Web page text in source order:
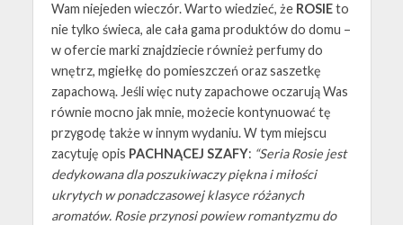
Wam niejeden wieczór. Warto wiedzieć, że ROSIEto
nie tylko świeca, ale cała gama produktów do domu –
w ofercie marki znajdziecie również perfumy do
wnętrz, mgiełkę do pomieszczeń oraz saszetkę
zapachową. Jeśli więc nuty zapachowe oczarują Was
równie mocno jak mnie, możecie kontynuować tę
przygodę także w innym wydaniu. W tym miejscu
zacytuję opis PACHNĄCEJ SZAFY: “Seria Rosie jest
dedykowana dla poszukiwaczy piękna i miłości
ukrytych w ponadczasowej klasyce różanych
aromatów. Rosie przynosi powiew romantyzmu do